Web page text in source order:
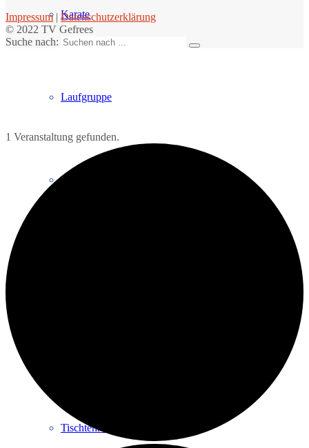
Karate
Laufgruppe
Matridu
Tischtennis
Impressum| Datenschutzerklärung
© 2022 TV Gefrees
Suche nach:
1 Veranstaltung gefunden.